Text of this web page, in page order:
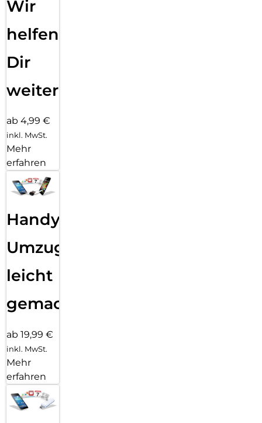
Wir
helfen
Dir
weiter
ab 4,99 €
inkl. MwSt.
Mehr
erfahren
Handy
Umzug
leicht
gemacht!
ab 19,99 €
inkl. MwSt.
Mehr
erfahren